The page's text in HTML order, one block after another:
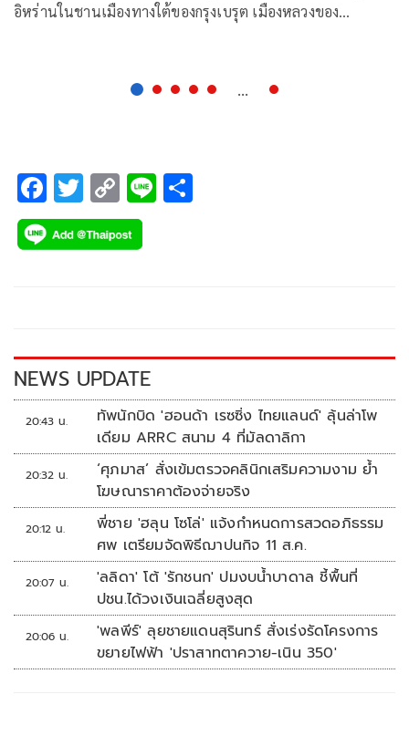
อิหร่านในชานเมืองทางใต้ของกรุงเบรุต เมืองหลวงของ
...
F
ac
e
k
T
wi
tt
C
o
p
k
Li
NEWS UPDATE
20:43 น.
ทัพนักบิด 'ฮอนด้า เรซซิ่ง ไทยแลนด์' ลุ้นล่าโพ
เดียม ARRC สนาม 4 ที่มัลดาลิกา
20:32 น.
‘ศุภมาส’ สั่งเข้มตรวจคลินิกเสริมความงาม ย้ำ
โฆษณาราคาต้องจ่ายจริง
20:12 น.
พี่ชาย 'ฮลุน โซโล่' แจ้งกำหนดการสวดอภิธรรม
ศพ เตรียมจัดพิธีฌาปนกิจ 11 ส.ค.
20:07 น.
'ลลิดา' โต้ 'รักชนก' ปมงบน้ำบาดาล ชี้พื้นที่
ปชน.ได้วงเงินเฉลี่ยสูงสุด
20:06 น.
'พลพีร์' ลุยชายแดนสุรินทร์ สั่งเร่งรัดโครงการ
ขยายไฟฟ้า 'ปราสาทตาควาย-เนิน 350'